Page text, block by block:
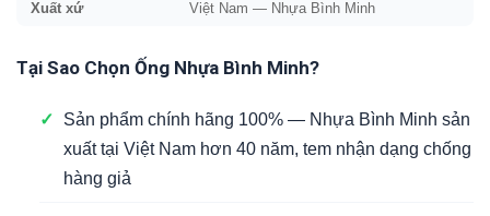
Xuất xứ Việt Nam — Nhựa Bình Minh
Tại Sao Chọn Ống Nhựa Bình Minh?
✓
Sản phẩm chính hãng 100% — Nhựa Bình Minh sản
xuất tại Việt Nam hơn 40 năm, tem nhận dạng chống
hàng giả